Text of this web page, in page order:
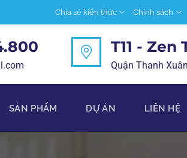
Chia sẻ kiến thức Chính sách
T11 - Zen
Quận Thanh
SẢN PHẨM DỰ ÁN LIÊN HỆ